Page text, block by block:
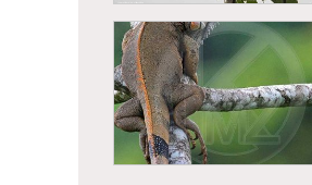
Ara rouge (Ara macao)